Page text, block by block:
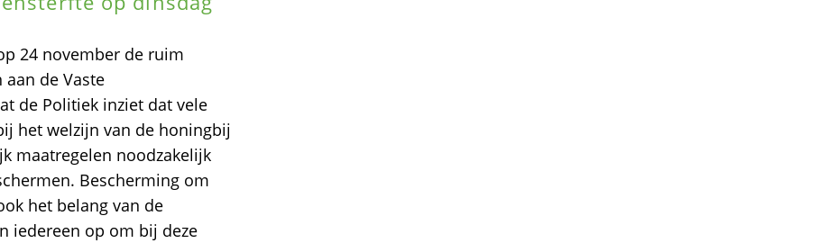
24 november de ruim
de Vaste
de Politiek inziet dat vele
het welzijn van de honingbij
maatregelen noodzakelijk
Bescherming om
het belang van de
iedereen op om bij deze